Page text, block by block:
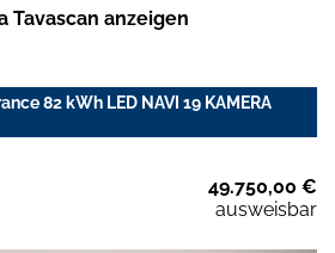
Tavascan anzeigen
82 kWh LED NAVI 19 KAMERA
49.750,00 €
ausweisbar